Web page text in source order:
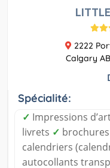
2222
Calgary
Spécialité:
✓ Impressions
livrets ✓ brochures
calendriers
autocollants